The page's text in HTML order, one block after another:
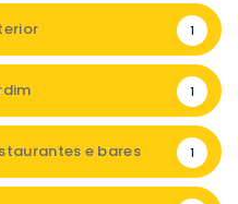
1
1
e bares 1